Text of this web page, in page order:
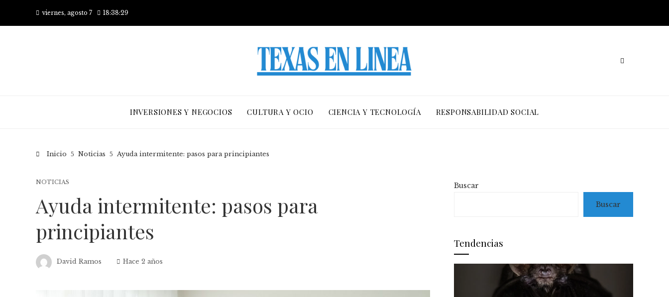
viernes, agosto 7 18:38:30
INVERSIONES Y NEGOCIOS CULTURA Y OCIO CIENCIA Y TECNOLOGÍA RESPONSABILIDAD SOCIAL
Inicio Noticias Ayuda intermitente: pasos para principiantes
NOTICIAS
Ayuda intermitente: pasos para
principiantes
David Ramos Hace 2 años
Buscar
Buscar
Tendencias